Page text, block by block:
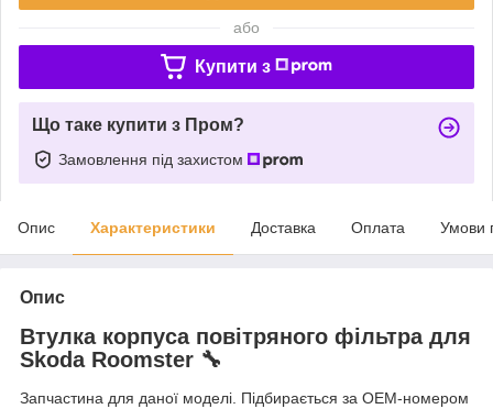
або
Купити з
Що таке купити з Пром?
Замовлення під захистом
Опис Характеристики Доставка Оплата Умови
Опис
Втулка корпуса повітряного фільтра для
Skoda Roomster 🔧
Запчастина для даної моделі. Підбирається за OEM-номером